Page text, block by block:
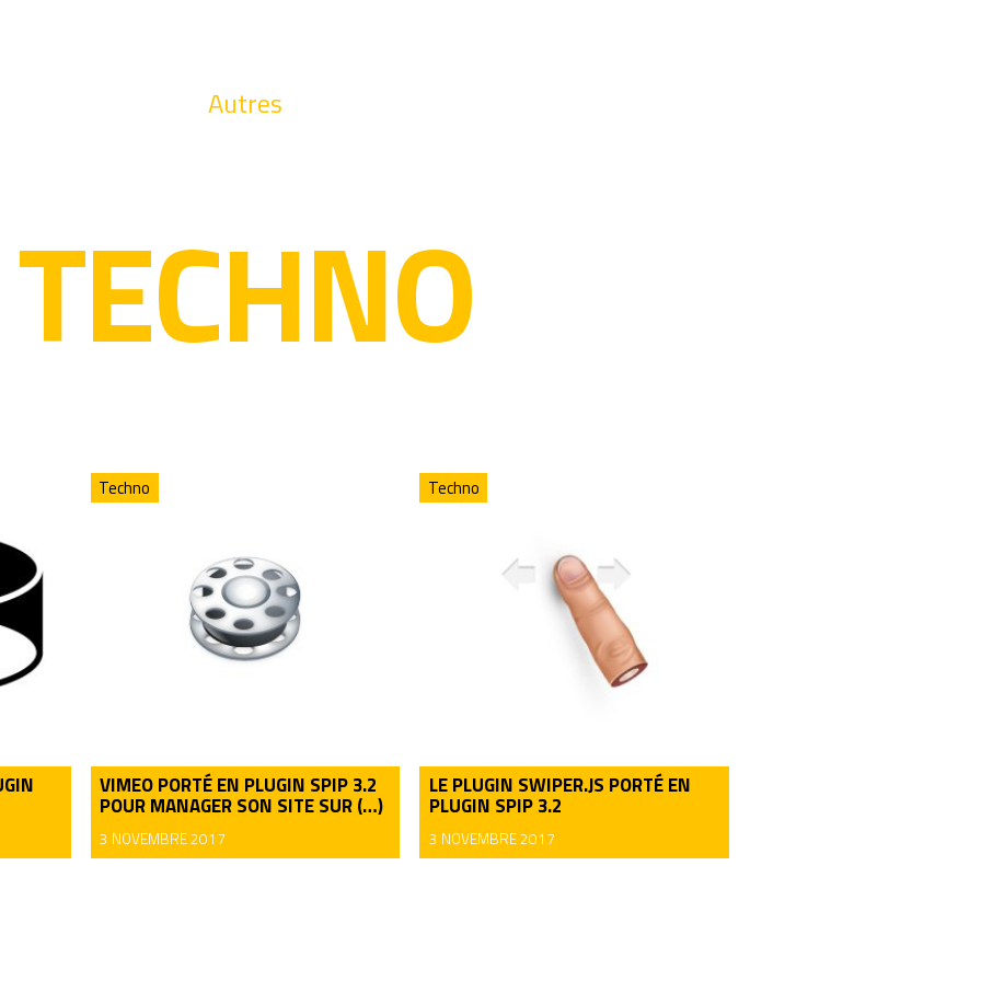
Autres
TECHNO
Techno
VIMEO PORTÉ EN PLUGIN SPIP 3.2
POUR MANAGER SON SITE SUR (…)
3 NOVEMBRE 2017
Techno
LE PLUGIN SWIPER.JS PORTÉ EN
PLUGIN SPIP 3.2
3 NOVEMBRE 2017